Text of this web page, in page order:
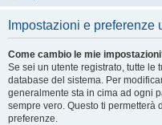
Impostazioni e preferenze
Come cambio le mie
Se sei un utente registrato, tutte le
database del sistema. Per
generalmente sta in cima ad ogni
sempre vero. Questo ti permetterà
preferenze.